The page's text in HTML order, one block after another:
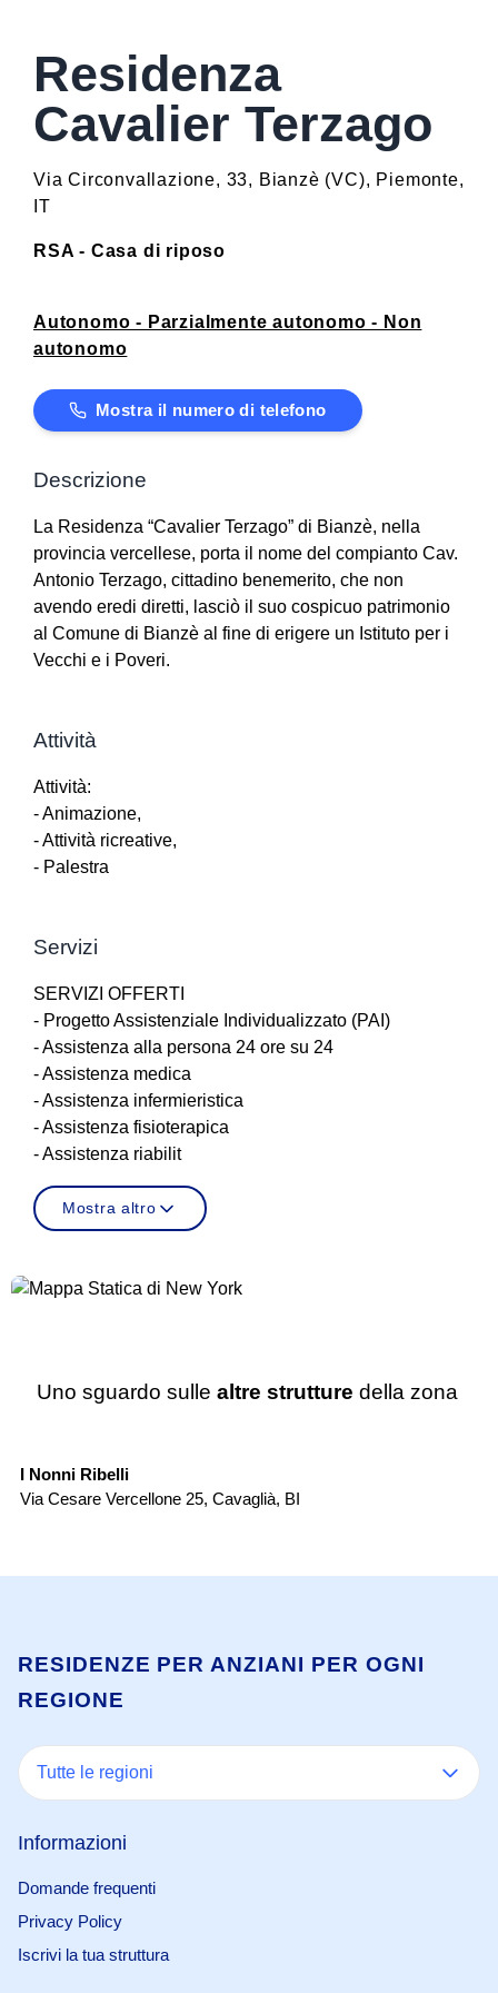
Residenza
Cavalier Terzago
Via Circonvallazione, 33, Bianzè (VC), Piemonte,
IT
RSA - Casa di riposo
Autonomo - Parzialmente autonomo - Non
autonomo
Mostra il numero di telefono
Descrizione
La Residenza “Cavalier Terzago” di Bianzè, nella
provincia vercellese, porta il nome del compianto Cav.
Antonio Terzago, cittadino benemerito, che non
avendo eredi diretti, lasciò il suo cospicuo patrimonio
al Comune di Bianzè al fine di erigere un Istituto per i
Vecchi e i Poveri.
Attività
Attività:
- Animazione,
- Attività ricreative,
- Palestra
Servizi
SERVIZI OFFERTI
- Progetto Assistenziale Individualizzato (PAI)
- Assistenza alla persona 24 ore su 24
- Assistenza medica
- Assistenza infermieristica
- Assistenza fisioterapica
- Assistenza riabilit
Mostra altro
Uno sguardo sulle altre strutture della zona
I Nonni Ribelli
Via Cesare Vercellone 25, Cavaglià, BI
RESIDENZE PER ANZIANI PER OGNI
REGIONE
Tutte le regioni
Informazioni
Domande frequenti
Privacy Policy
Iscrivi la tua struttura